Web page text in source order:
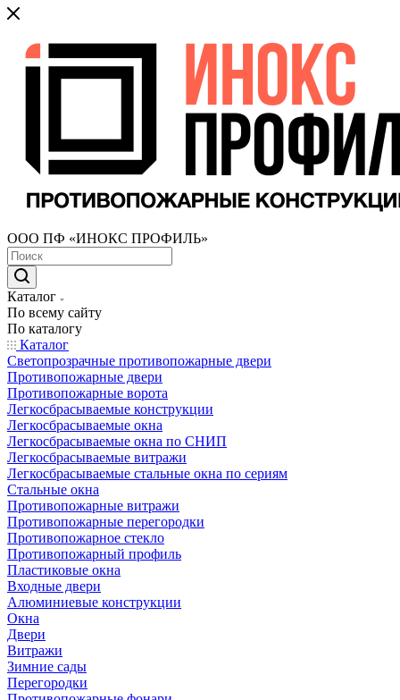
ООО ПФ «ИНОКС ПРОФИЛЬ»
Каталог
По всему сайту
По каталогу
Каталог
Светопрозрачные противопожарные двери
Противопожарные двери
Противопожарные ворота
Легкосбрасываемые конструкции
Легкосбрасываемые окна
Легкосбрасываемые окна по СНИП
Легкосбрасываемые витражи
Легкосбрасываемые стальные окна по сериям
Стальные окна
Противопожарные витражи
Противопожарные перегородки
Противопожарное стекло
Противопожарный профиль
Пластиковые окна
Входные двери
Алюминиевые конструкции
Окна
Двери
Витражи
Зимние сады
Перегородки